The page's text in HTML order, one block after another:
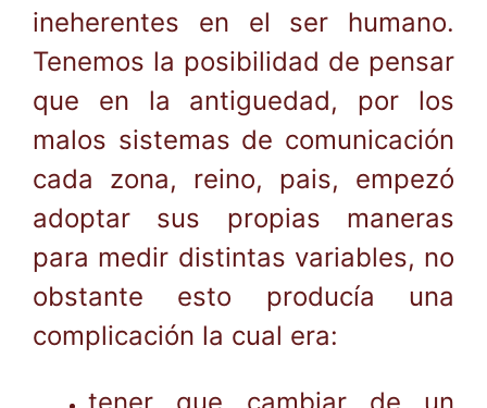
ineherentes en el ser humano.
Tenemos la posibilidad de pensar
que en la antiguedad, por los
malos sistemas de comunicación
cada zona, reino, pais, empezó
adoptar sus propias maneras
para medir distintas variables, no
obstante esto producía una
complicación la cual era: